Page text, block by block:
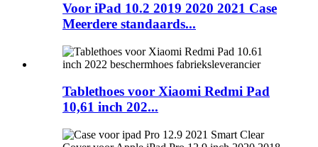
Voor iPad 10.2 2019 2020 2021 Case
Meerdere standaards...
Tablethoes voor Xiaomi Redmi Pad
10,61 inch 202...